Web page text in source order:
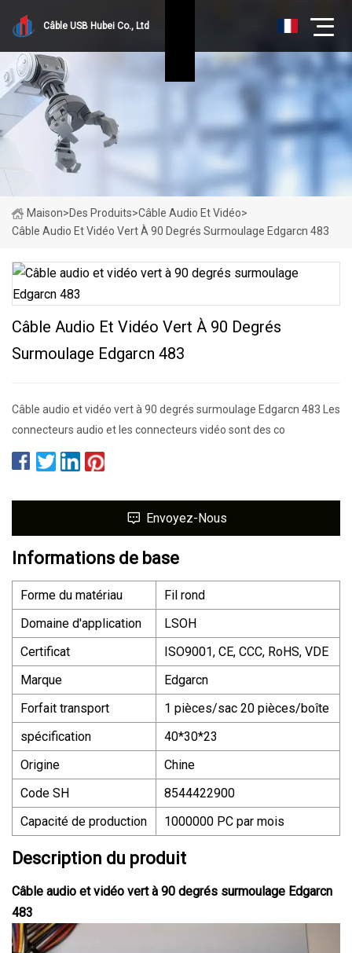
Câble USB Hubei Co., Ltd
Maison>Des Produits>Câble Audio Et Vidéo>
Câble Audio Et Vidéo Vert À 90 Degrés Surmoulage Edgarcn 483
Câble Audio Et Vidéo Vert À 90 Degrés
Surmoulage Edgarcn 483
Câble audio et vidéo vert à 90 degrés surmoulage Edgarcn 483 Les
connecteurs audio et les connecteurs vidéo sont des co
Envoyez-Nous
Informations de base
Forme du matériau
Fil rond
Domaine d'application
LSOH
Certificat
ISO9001, CE, CCC, RoHS, VDE
Marque
Edgarcn
Forfait transport
1 pièces/sac 20 pièces/boîte
spécification
40*30*23
Origine
Chine
Code SH
8544422900
Capacité de production
1000000 PC par mois
Description du produit
Câble audio et vidéo vert à 90 degrés surmoulage Edgarcn
483